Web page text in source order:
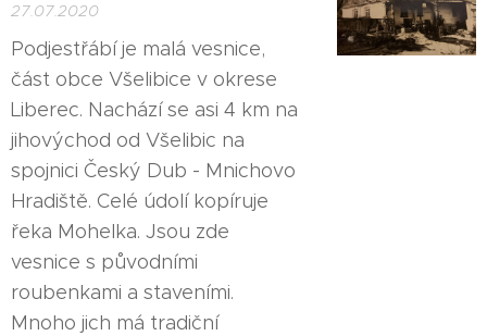
27.07.2020
Podjestřábí je malá vesnice,
část obce Všelibice v okrese
Liberec. Nachází se asi 4 km na
jihovýchod od Všelibic na
spojnici Český Dub - Mnichovo
Hradiště. Celé údolí kopíruje
řeka Mohelka. Jsou zde
vesnice s původními
roubenkami a staveními.
Mnoho jich má tradiční